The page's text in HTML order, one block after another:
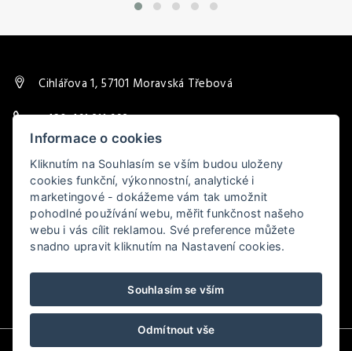
Cihlářova 1, 57101 Moravská Třebová
+420 461 311 693
trebovskar@post.cz
Informace o cookies
Kliknutím na Souhlasím se vším budou uloženy
cookies funkční, výkonnostní, analytické i
marketingové - dokážeme vám tak umožnit
pohodlné používání webu, měřit funkčnost našeho
webu i vás cílit reklamou. Své preference můžete
snadno upravit kliknutím na Nastavení cookies.
Souhlasím se vším
Odmítnout vše